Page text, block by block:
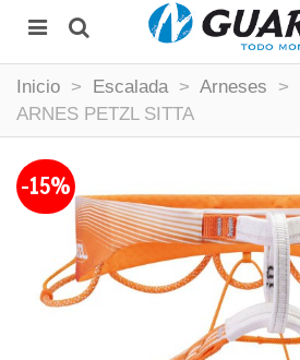
Inicio > Escalada > Arneses >
ARNES PETZL SITTA
-15%